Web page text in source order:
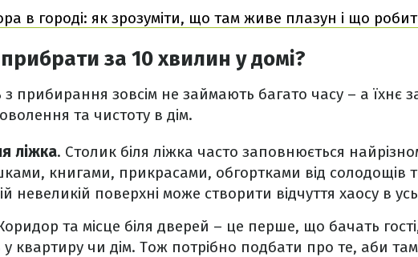
в городі: як зрозуміти, що там живе плазун і що
за 10 хвилин у домі?
з прибирання зовсім не займають багато часу – а їхнє
та чистоту в дім.
ліжка. Столик біля ліжка часто заповнюється
книгами, прикрасами, обгортками від солодощів
невеликій поверхні може створити відчуття хаосу в
та місце біля дверей – це перше, що бачать
квартиру чи дім. Тож потрібно подбати про те, аби